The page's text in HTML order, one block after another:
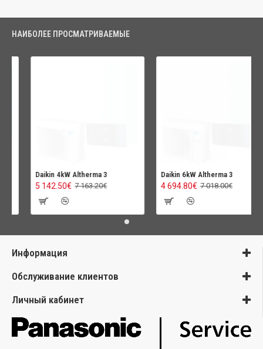
НАИБОЛЕЕ ПРОСМАТРИВАЕМЫЕ
Daikin 4kW Altherma 3
5 142.50€ 7 163.20€
Daikin 6kW Altherma 3
4 694.80€ 7 018.00€
Информация
Обслуживание клиентов
Личный кабинет